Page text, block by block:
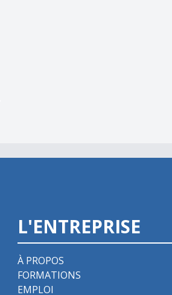
Wind&quot;
L'ENTREPRISE
À PROPOS
FORMATIONS
EMPLOI